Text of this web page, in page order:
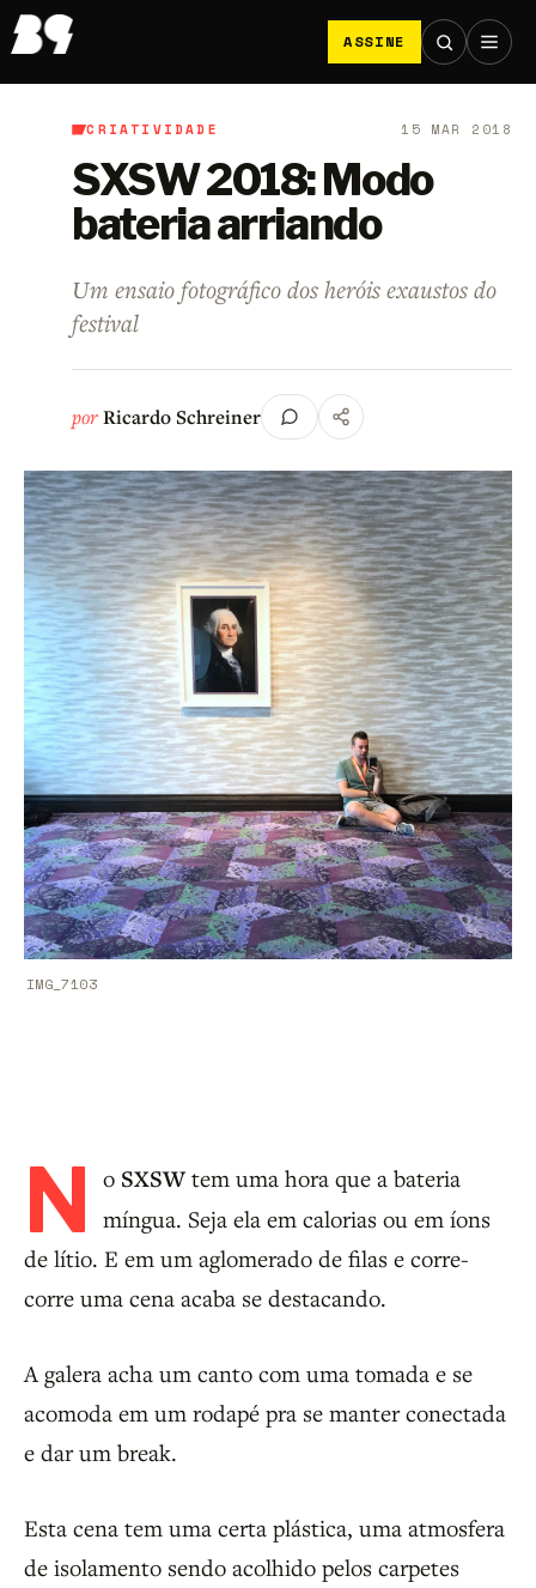
ASSINE
B9/Criatividade
CRIATIVIDADE 15 MAR 2018
SXSW 2018: Modo
bateria arriando
Um ensaio fotográfico dos heróis exaustos do
festival
porRicardo Schreiner
IMG_7103
N o SXSWtem uma hora que a bateria
míngua. Seja ela em calorias ou em íons
de lítio. E em um aglomerado de filas e corre-
corre uma cena acaba se destacando.
A galera acha um canto com uma tomada e se
acomoda em um rodapé pra se manter conectada
e dar um break.
Esta cena tem uma certa plástica, uma atmosfera
de isolamento sendo acolhido pelos carpetes